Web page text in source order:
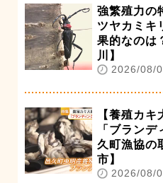
強繁殖力の
ツヤカミキ
果的なのは
川】
2026/08/
【養殖カ
「ブラン
久町漁協の
市】
2026/08/